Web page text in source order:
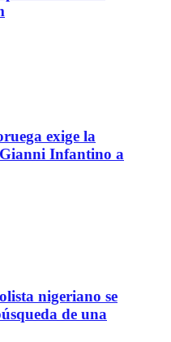
exige la
Infantino a
nigeriano se
de una